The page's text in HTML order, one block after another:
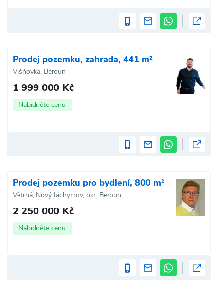
Prodej pozemku, zahrada, 441 m²
Višňovka, Beroun
1 999 000 Kč
Nabídněte cenu
Prodej pozemku pro bydlení, 800 m²
Větrná, Nový Jáchymov, okr. Beroun
2 250 000 Kč
Nabídněte cenu